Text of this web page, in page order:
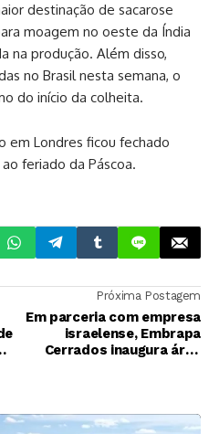
destinação de sacarose
moagem no oeste da Índia
na produção. Além disso,
no Brasil nesta semana, o
do início da colheita.
em Londres ficou fechado
feriado da Páscoa.
Próxima Postagem
Em parceria com empresa
israelense, Embrapa
Cerrados inaugura área